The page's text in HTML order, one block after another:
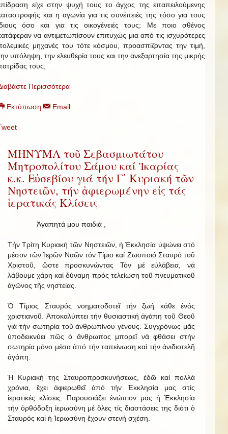
είχε στην ψυχή τους το άγχος της επαπειλούμενης
και η αγωνία για τις συνέπειές της τόσο για τους
όσο και για τις οικογένειές τους; Με ποιο σθένος
να αντιμετωπίσουν επιτυχώς μια από τις ισχυρότερες
μηχανές του τότε κόσμου, προασπίζοντας την τιμή,
υπόληψη, την ελευθερία τους και την ανεξαρτησία της μικρής
τους;
Περισσότερα
Εκτύπωση Email
ΜΗΝΥΜΑ τοῦ Σεβασμιωτάτου
Μητροπολίτου Σάμου καί Ἰκαρίας
κ.κ. Εὐσεβίου γιά τήν Γ΄ Κυριακή τῶν
Νηστειῶν, τήν ἀφιερωμένην εἰς τάς
ἱερατικάς Κλίσεις
Ἀγαπητά μου παιδιά ,
Τήν Τρίτη Κυριακή τῶν Νηστειῶν, ἡ Ἐκκλησία ὑψώνει στό
μέσον τῶν Ἱερῶν Ναῶν τόν Τίμιο καί Ζωοποιό Σταυρό τοῦ
Χριστοῦ, ὥστε προσκυνώντας Τόν μέ εὐλάβεια, νά
λάβουμε χάρη καί δύναμη πρός τελείωση τοῦ πνευματικοῦ
ἀγῶνος τῆς νηστείας.
Ὁ Τίμιος Σταυρός νοηματοδοτεῖ τήν ζωή κάθε ἑνός
χριστιανοῦ. Ἀποκαλύπτει τήν θυσιαστική ἀγάπη τοῦ Θεοῦ
γιά τήν σωτηρία τοῦ ἀνθρωπίνου γένους. Συγχρόνως μᾶς
ὑποδεικνύει πῶς ὁ ἄνθρωπος μπορεῖ νά φθάσει στήν
σωτηρία μόνο μέσα ἀπό τήν ταπείνωση καί τήν ἀνιδιοτελῆ
ἀγάπη.
Ἡ Κυριακή της Σταυροπροσκυνήσεως, ἐδῶ καί πολλά
χρόνια, ἔχει ἀφιερωθεῖ ἀπό τήν Ἐκκλησία μας στίς
ἱερατικές κλίσεις. Παρουσιάζει ἐνώπιον μας ἡ Ἐκκλησία
τήν ὀρθόδοξη ἱερωσύνη μέ ὅλες τίς διαστάσεις της διότι ὁ
Σταυρός καί ἡ Ἱερωσύνη ἔχουν στενή σχέση.